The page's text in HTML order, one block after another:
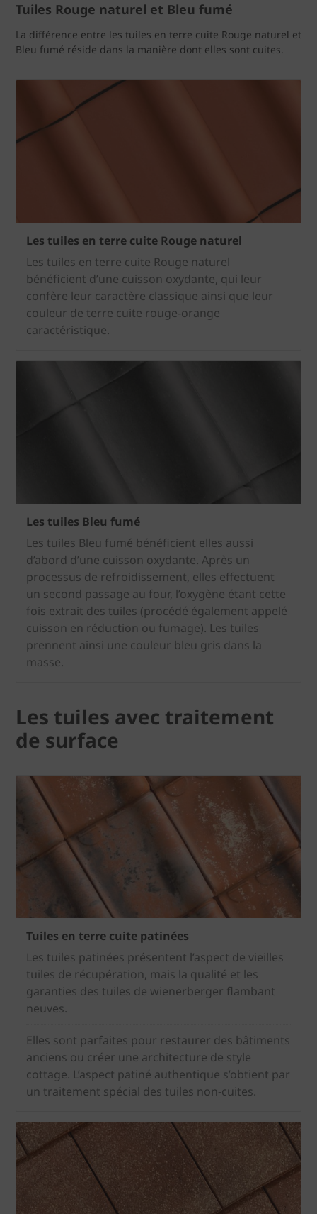
Tuiles Rouge naturel et Bleu fumé
La différence entre les tuiles en terre cuite Rouge naturel et
Bleu fumé réside dans la manière dont elles sont cuites.
Les tuiles en terre cuite Rouge naturel
Les tuiles en terre cuite Rouge naturel
bénéficient d’une cuisson oxydante, qui leur
confère leur caractère classique ainsi que leur
couleur de terre cuite rouge-orange
caractéristique.
Les tuiles Bleu fumé
Les tuiles Bleu fumé bénéficient elles aussi
d’abord d’une cuisson oxydante. Après un
processus de refroidissement, elles effectuent
un second passage au four, l’oxygène étant cette
fois extrait des tuiles (procédé également appelé
cuisson en réduction ou fumage). Les tuiles
prennent ainsi une couleur bleu gris dans la
masse.
Les tuiles avec traitement
de surface
Tuiles en terre cuite patinées
Les tuiles patinées présentent l’aspect de vieilles
tuiles de récupération, mais la qualité et les
garanties des tuiles de wienerberger flambant
neuves.
Elles sont parfaites pour restaurer des bâtiments
anciens ou créer une architecture de style
cottage. L’aspect patiné authentique s’obtient par
un traitement spécial des tuiles non-cuites.